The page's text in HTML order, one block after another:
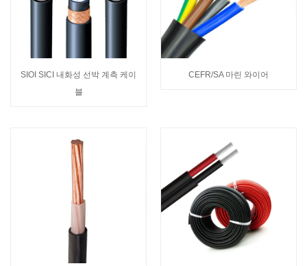
SIOI SICI 내화성 선박 계측 케이
블
CEFR/SA 마린 와이어